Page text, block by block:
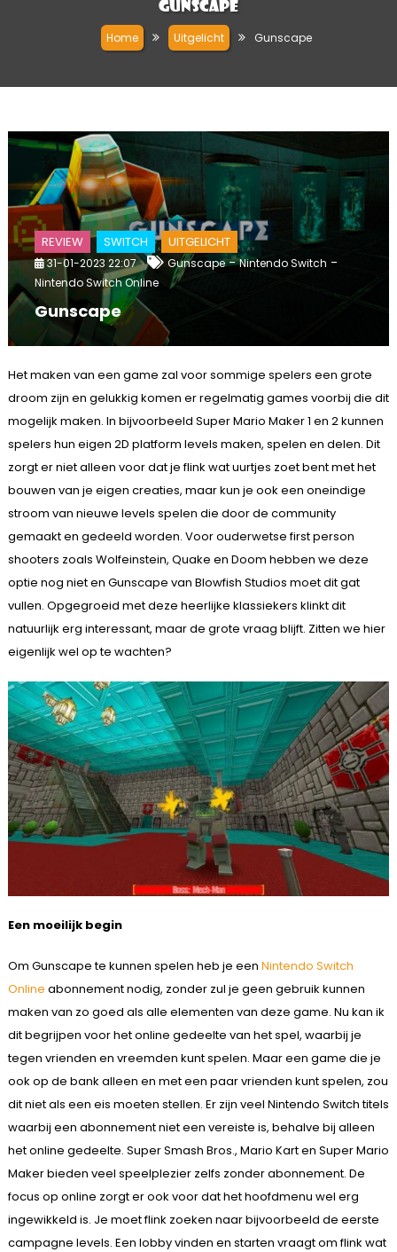
Gunscape
Home Uitgelicht Gunscape
REVIEW SWITCH UITGELICHT
31-01-2023 22:07 Gunscape-Nintendo Switch -
Nintendo Switch Online
Gunscape
Het maken van een game zal voor sommige spelers een grote
droom zijn en gelukkig komen er regelmatig games voorbij die dit
mogelijk maken. In bijvoorbeeld Super Mario Maker 1 en 2 kunnen
spelers hun eigen 2D platform levels maken, spelen en delen. Dit
zorgt er niet alleen voor dat je flink wat uurtjes zoet bent met het
bouwen van je eigen creaties, maar kun je ook een oneindige
stroom van nieuwe levels spelen die door de community
gemaakt en gedeeld worden. Voor ouderwetse first person
shooters zoals Wolfeinstein, Quake en Doom hebben we deze
optie nog niet en Gunscape van Blowfish Studios moet dit gat
vullen. Opgegroeid met deze heerlijke klassiekers klinkt dit
natuurlijk erg interessant, maar de grote vraag blijft. Zitten we hier
eigenlijk wel op te wachten?
Een moeilijk begin
Om Gunscape te kunnen spelen heb je een Nintendo Switch
Online abonnement nodig, zonder zul je geen gebruik kunnen
maken van zo goed als alle elementen van deze game. Nu kan ik
dit begrijpen voor het online gedeelte van het spel, waarbij je
tegen vrienden en vreemden kunt spelen. Maar een game die je
ook op de bank alleen en met een paar vrienden kunt spelen, zou
dit niet als een eis moeten stellen. Er zijn veel Nintendo Switch titels
waarbij een abonnement niet een vereiste is, behalve bij alleen
het online gedeelte. Super Smash Bros., Mario Kart en Super Mario
Maker bieden veel speelplezier zelfs zonder abonnement. De
focus op online zorgt er ook voor dat het hoofdmenu wel erg
ingewikkeld is. Je moet flink zoeken naar bijvoorbeeld de eerste
campagne levels. Een lobby vinden en starten vraagt om flink wat